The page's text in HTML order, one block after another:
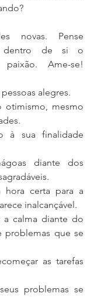
novas. Pense
dentro de si o
Ame-se!
alegres.
otimismo, mesmo
à sua finalidade
diante dos
certa para a
inalcançável.
a calma diante do
problemas que se
as tarefas
problemas se